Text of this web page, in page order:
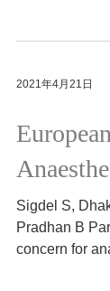
2021年4月21日
Sigdel S,
Pradhan B
concern for